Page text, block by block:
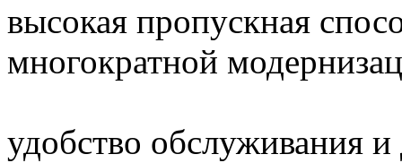
высокая пропускная
многократной
удобство обслуживания